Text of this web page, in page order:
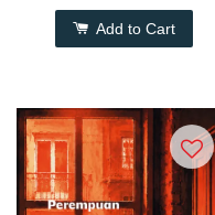
Add to Cart